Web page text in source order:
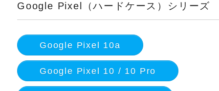
Google Pixel（ハードケース）シリーズ
Google Pixel 10a
Google Pixel 10 / 10 Pro